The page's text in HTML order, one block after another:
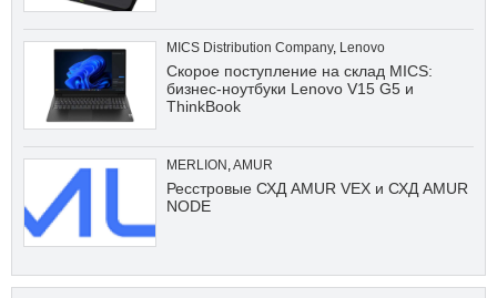
MICS Distribution Company, Lenovo
Скорое поступление на склад MICS:
бизнес-ноутбуки Lenovo V15 G5 и
ThinkBook
MERLION ,AMUR
Ресстровые СХД AMUR VEX и СХД AMUR
NODE